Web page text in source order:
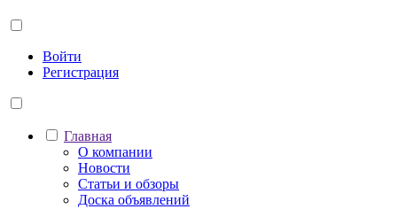
Войти
Регистрация
Главная
О компании
Новости
Статьи и обзоры
Доска объявлений